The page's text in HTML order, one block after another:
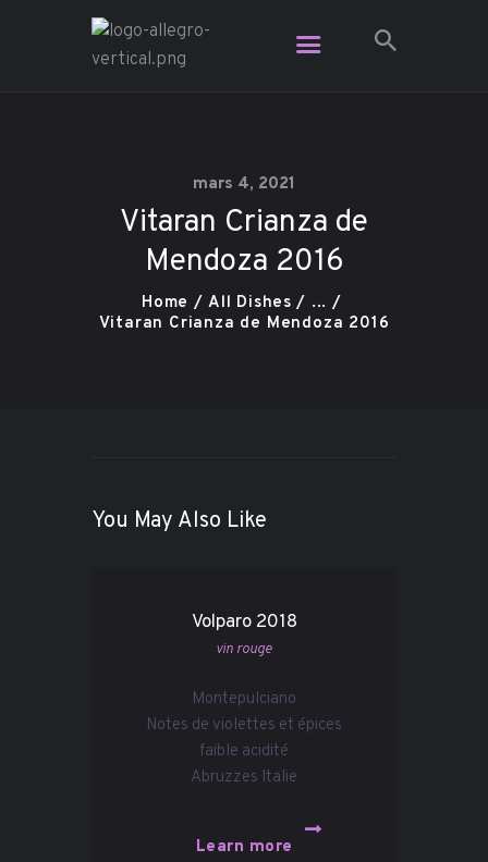
mars 4, 2021
Vitaran Crianza de
Mendoza 2016
Home All Dishes
...
Vitaran Crianza de Mendoza 2016
Vidéo
Plats pour emporter
Contact
Réservation
You May Also Like
Volparo 2018
vin rouge
Montepulciano
Notes de violettes et épices
faible acidité
Abruzzes Italie
Learn more